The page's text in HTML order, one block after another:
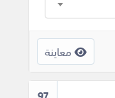
معاينة